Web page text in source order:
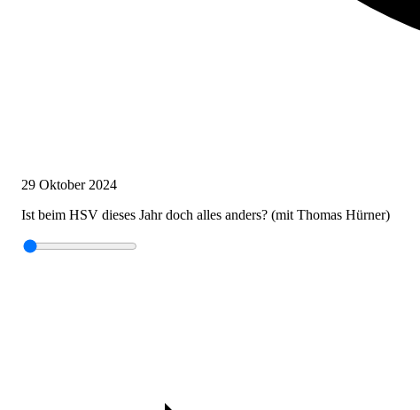
29 Oktober 2024
Ist beim HSV dieses Jahr doch alles anders? (mit Thomas Hürner)